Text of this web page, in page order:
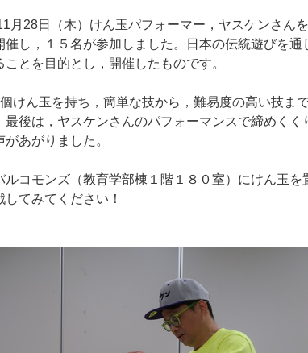
月28日（木）けん玉パフォーマー，ヤスケンさん
催し，１５名が参加しました。日本の伝統遊びを
ことを目的とし，開催したものです。
けん玉を持ち，簡単な技から，難易度の高い技ま
最後は，ヤスケンさんのパフォーマンスで締めくく
があがりました。
コモンズ（教育学部棟１階１８０室）にけん玉を
してみてください！